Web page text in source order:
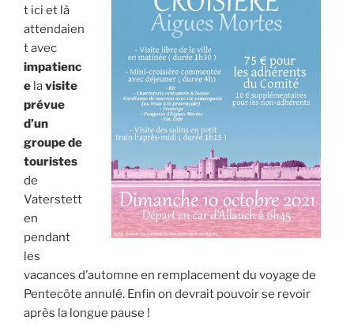
t ici et là
attendaien
t avec
impatienc
e lavisite
prévue
d’un
groupede
touristes
de
Vaterstett
en
pendant
les
vacances d’automne en remplacement du voyage de
Pentecôte annulé. Enfin on devrait pouvoir se revoir
après la longue pause !